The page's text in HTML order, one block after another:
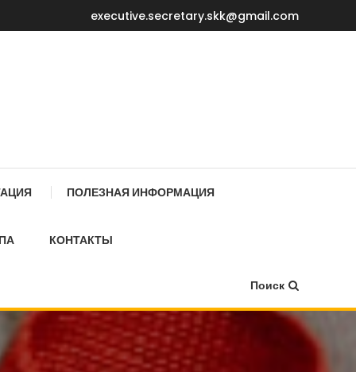
executive.secretary.skk@gmail.com
ПОЛЕЗНАЯ ИНФОРМАЦИЯ
КОНТАКТЫ
Поиск